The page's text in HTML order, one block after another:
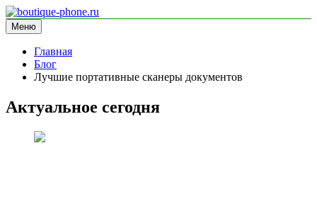
Перейти
к
содержимому
boutique-phone.ru
информационный сайт
Меню
Главная
Блог
Лучшие портативные сканеры документов
Актуальное сегодня